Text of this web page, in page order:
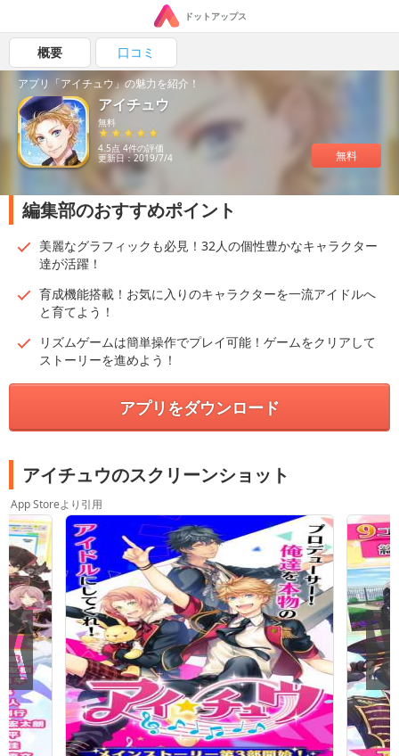
ドットアップス
概要 口コミ
アプリ「アイチュウ」の魅力を紹介！
アイチュウ
無料
4.5点 4件の評価
更新日：2019/7/4 無料
編集部のおすすめポイント
美麗なグラフィックも必見！32人の個性豊かなキャラクター
達が活躍！
育成機能搭載！お気に入りのキャラクターを一流アイドルへ
と育てよう！
リズムゲームは簡単操作でプレイ可能！ゲームをクリアして
ストーリーを進めよう！
アプリをダウンロード
アイチュウのスクリーンショット
App Storeより引用